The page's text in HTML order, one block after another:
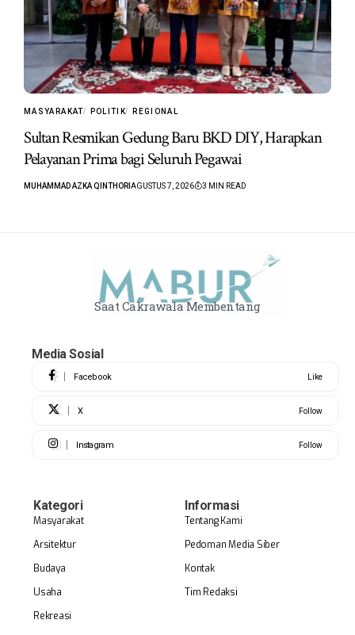
MASYARAKAT POLITIK REGIONAL
Sultan Resmikan Gedung Baru BKD DIY, Harapkan
Pelayanan Prima bagi Seluruh Pegawai
MUHAMMAD AZKA QINTHORI AGUSTUS 7, 2026 3 MIN READ
Saat Cakrawala Membentang
Media Sosial
Facebook Like
X Follow
Instagram Follow
Kategori
Masyarakat
Arsitektur
Budaya
Usaha
Rekreasi
Informasi
Tentang Kami
Pedoman Media Siber
Kontak
Tim Redaksi